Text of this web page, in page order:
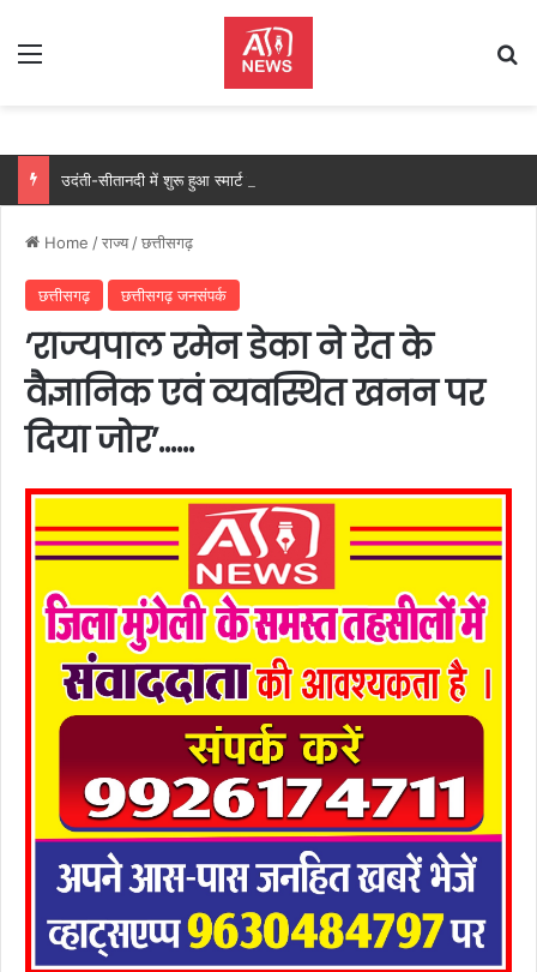
Menu
Home /राज्य /छत्तीसगढ़
छत्तीसगढ़ छत्तीसगढ़ जनसंपर्क
’राज्यपाल रमेन डेका ने रेत के
वैज्ञानिक एवं व्यवस्थित खनन पर
दिया जोर’……